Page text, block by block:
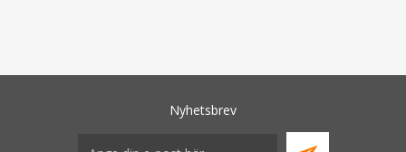
Nyhetsbrev